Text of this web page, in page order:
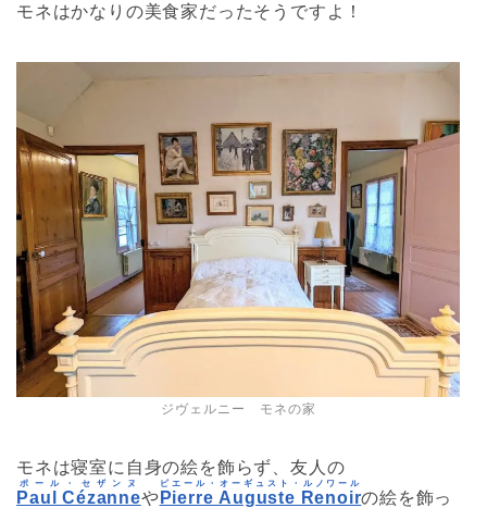
モネはかなりの美食家だったそうですよ！
ジヴェルニー モネの家
モネは寝室に自身の絵を飾らず、友人の
Paul Cézanne
ポール・セザンヌ
や Pierre Auguste Renoir
ピエール・オーギュスト・ルノワール
の絵を飾っ